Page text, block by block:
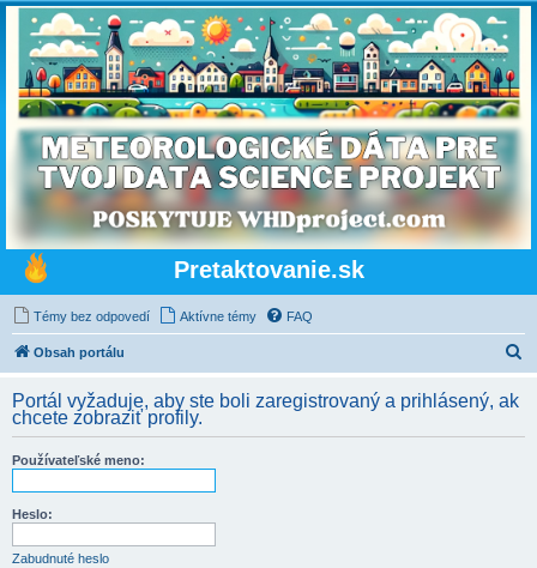
Pretaktovanie.sk
Témy bez odpovedí Aktívne témy FAQ
Obsah portálu
d
Portál vyžaduje, aby ste boli zaregistrovaný a prihlásený, ak
chcete zobraziť profily.
Používateľské meno:
Heslo:
Zabudnuté heslo